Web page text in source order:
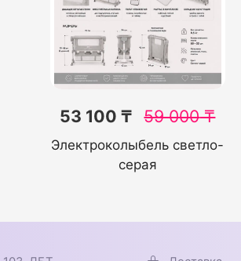
53 100 ₸ 59 000₸
Электроколыбель светло-
серая